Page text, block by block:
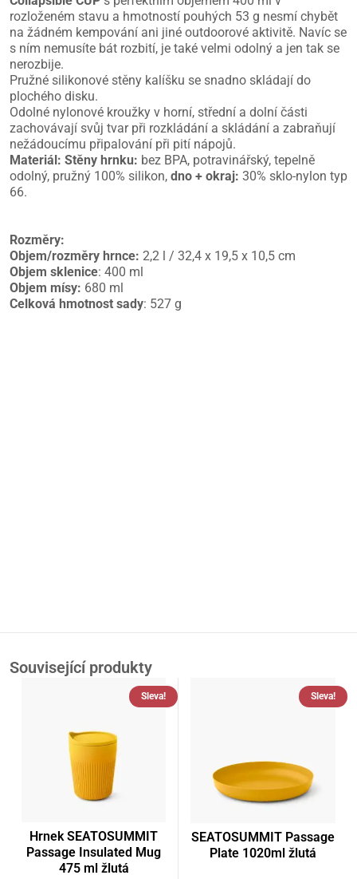
rozloženém stavu a hmotností pouhých 53 g nesmí chybět
na žádném kempování ani jiné outdoorové aktivitě. Navíc se
s ním nemusíte bát rozbití, je také velmi odolný a jen tak se
nerozbije.
Pružné silikonové stěny kalíšku se snadno skládají do
plochého disku.
Odolné nylonové kroužky v horní, střední a dolní části
zachovávají svůj tvar při rozkládání a skládání a zabraňují
nežádoucímu připalování při pití nápojů.
Materiál: Stěny hrnku: bez BPA, potravinářský, tepelně
odolný, pružný 100% silikon, dno + okraj: 30% sklo-nylon typ
66.
Rozměry:
Objem/rozměry hrnce: 2,2 l / 32,4 x 19,5 x 10,5 cm
Objem sklenice: 400 ml
Objem mísy: 680 ml
Celková hmotnost sady: 527 g
Související produkty
Sleva!
Hrnek SEATOSUMMIT
Passage Insulated Mug
475 ml žlutá
Sleva!
SEATOSUMMIT Passage
Plate 1020ml žlutá